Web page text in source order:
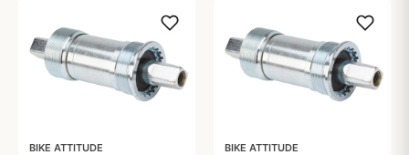
BIKE ATTITUDE BIKE ATTITUDE